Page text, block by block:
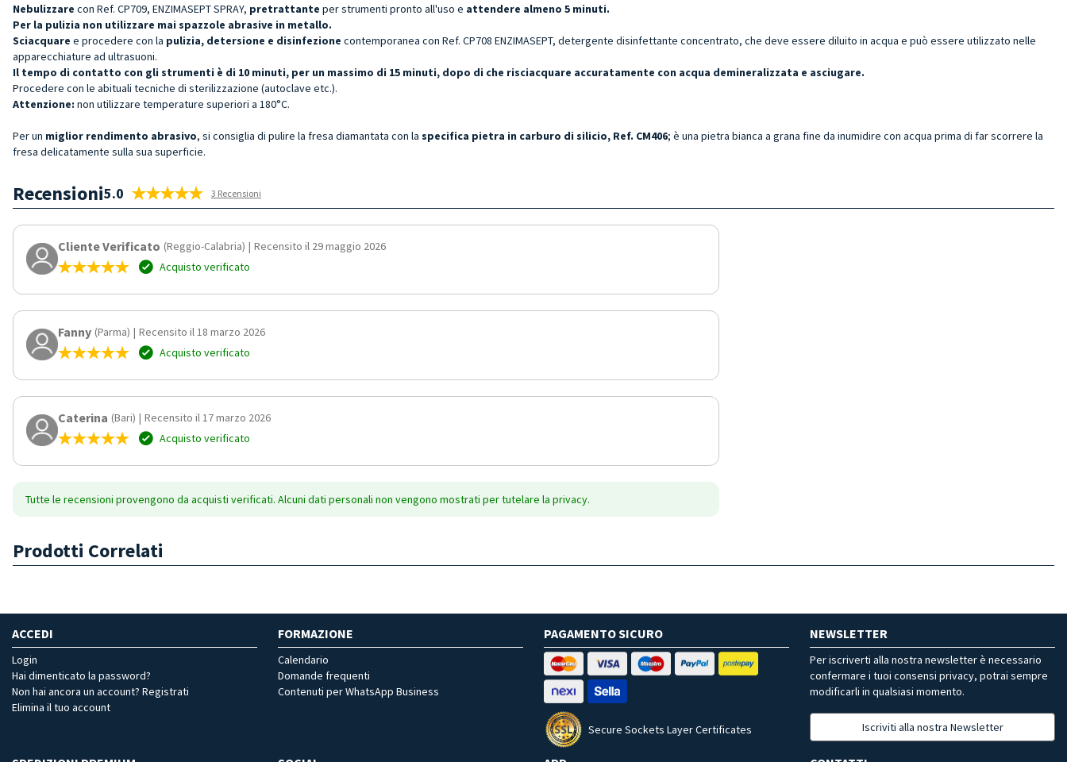
Nebulizzare con Ref. CP709, ENZIMASEPT SPRAY, pretrattante per strumenti pronto all'uso e attendere almeno 5 minuti.
Per la pulizia non utilizzare mai spazzole abrasive in metallo.
Sciacquare e procedere con la pulizia, detersione e disinfezione contemporanea con Ref. CP708 ENZIMASEPT, detergente disinfettante concentrato, che deve essere diluito in acqua e può essere utilizzato nelle
apparecchiature ad ultrasuoni.
Il tempo di contatto con gli strumenti è di 10 minuti, per un massimo di 15 minuti, dopo di che risciacquare accuratamente con acqua demineralizzata e asciugare.
Procedere con le abituali tecniche di sterilizzazione (autoclave etc.).
Attenzione: non utilizzare temperature superiori a 180°C.
Per un miglior rendimento abrasivo, si consiglia di pulire la fresa diamantata con la specifica pietra in carburo di silicio, Ref. CM406; è una pietra bianca a grana fine da inumidire con acqua prima di far scorrere la
fresa delicatamente sulla sua superficie.
Recensioni5.0 3 Recensioni
Cliente Verificato (Reggio-Calabria) | Recensito il 29 maggio 2026
Acquisto verificato
Fanny (Parma) | Recensito il 18 marzo 2026
Acquisto verificato
Caterina (Bari) | Recensito il 17 marzo 2026
Acquisto verificato
Tutte le recensioni provengono da acquisti verificati. Alcuni dati personali non vengono mostrati per tutelare la privacy.
Prodotti Correlati
ACCEDI
Login
Hai dimenticato la password?
Non hai ancora un account? Registrati
Elimina il tuo account
FORMAZIONE
Calendario
Domande frequenti
Contenuti per WhatsApp Business
PAGAMENTO SICURO
Secure Sockets Layer Certificates
NEWSLETTER
Per iscriverti alla nostra newsletter è necessario
confermare i tuoi consensi privacy, potrai sempre
modificarli in qualsiasi momento.
Iscriviti alla nostra Newsletter